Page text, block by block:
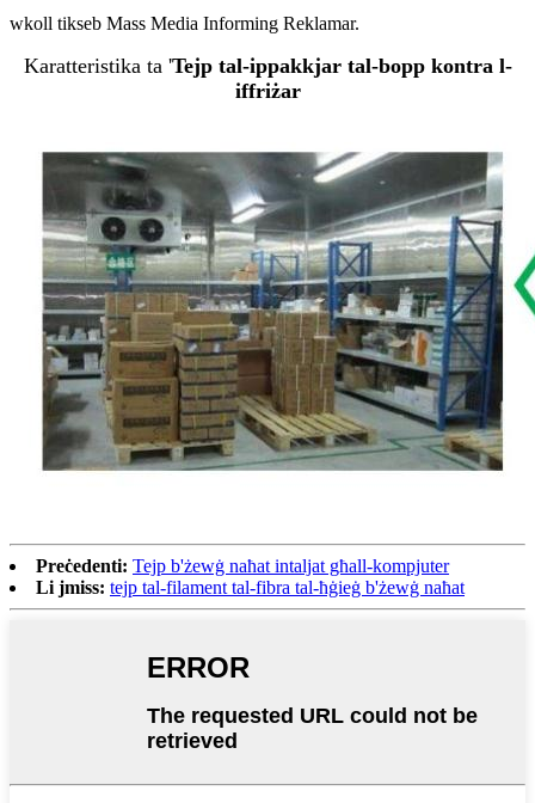
wkoll tikseb Mass Media Informing Reklamar.
Karatteristika ta 'Tejp tal-ippakkjar tal-bopp kontra l-
iffriżar
Preċedenti: Tejp b'żewġ naħat intaljat għall-kompjuter
Li jmiss: tejp tal-filament tal-fibra tal-ħġieġ b'żewġ naħat